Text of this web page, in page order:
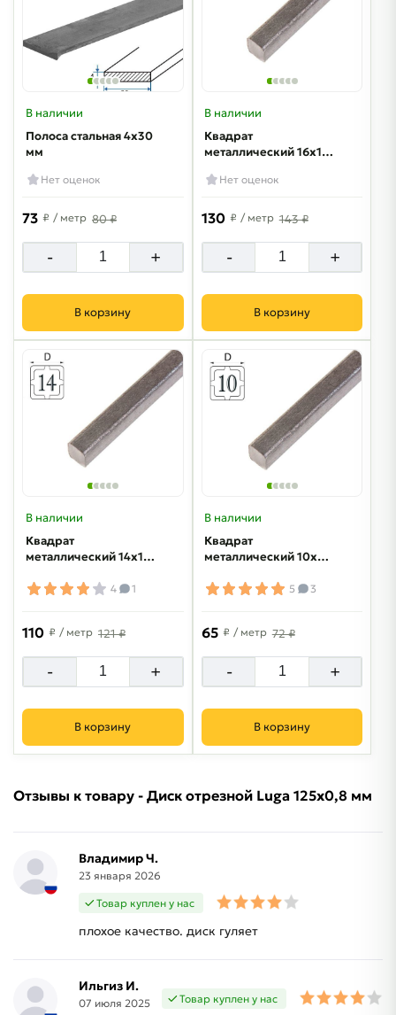
В наличии
Полоса стальная 4х30
мм
Нет оценок
73 ₽ / метр 80 ₽
- +
В корзину
В наличии
Квадрат
металлический 16х16
Нет оценок
130 ₽ / метр 143 ₽
- +
В корзину
В наличии
Квадрат
металлический 14х14
4 1
110 ₽ / метр 121 ₽
- +
В корзину
В наличии
Квадрат
металлический 10х10
5 3
65 ₽ / метр 72 ₽
- +
В корзину
Отзывы к товару - Диск отрезной Luga 125х0,8 мм
Владимир Ч.
23 января 2026
Товар куплен у нас
плохое качество. диск гуляет
Ильгиз И.
07 июля 2025 Товар куплен у нас